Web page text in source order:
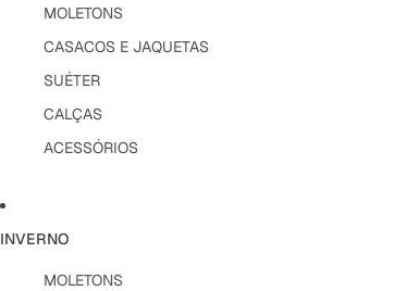
MOLETONS
CASACOS E JAQUETAS
SUÉTER
CALÇAS
ACESSÓRIOS
INVERNO
MOLETONS